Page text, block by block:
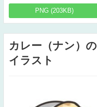
PNG (203KB)
カレー（ナン）の
イラスト